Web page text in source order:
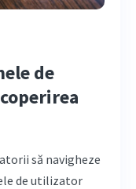
de
să navigheze
de utilizator